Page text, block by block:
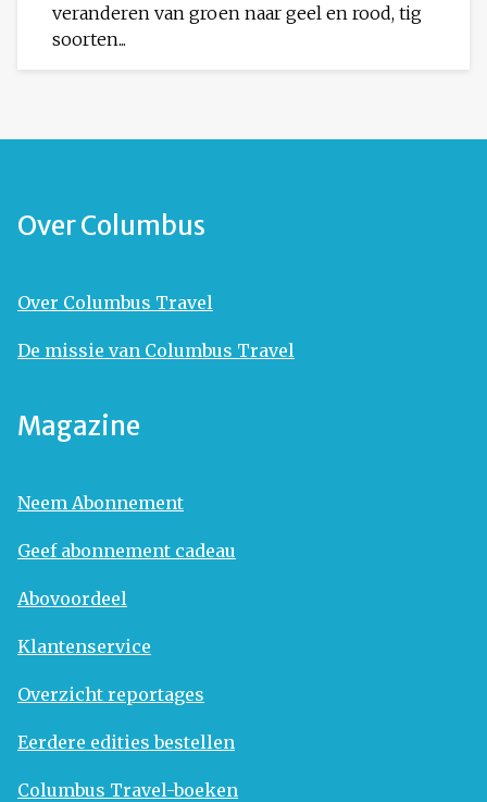
veranderen van groen naar geel en rood, tig
soorten...
Over Columbus
Over Columbus Travel
De missie van Columbus Travel
Magazine
Neem Abonnement
Geef abonnement cadeau
Abovoordeel
Klantenservice
Overzicht reportages
Eerdere edities bestellen
Columbus Travel-boeken